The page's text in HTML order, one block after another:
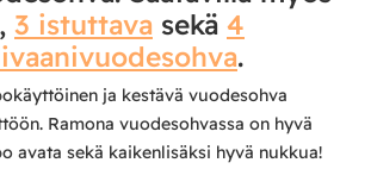
, 3 istuttava sekä 4
.
ja kestävä vuodesohva
Ramona vuodesohvassa on hyvä
avata sekä kaikenlisäksi hyvä nukkua!